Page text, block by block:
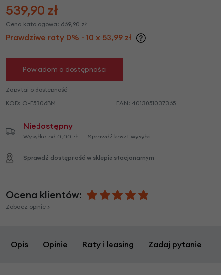
539,90 zł
Cena katalogowa: 669,90 zł
Prawdziwe raty 0% - 10 x 53,99 zł
Powiadom o dostępności
Zapytaj o dostępność
KOD: O-F5306BM EAN: 4013051037365
Niedostępny
Wysyłka od 0,00 zł Sprawdź koszt wysyłki
Sprawdź dostępność w sklepie stacjonarnym
Ocena klientów:
Zobacz opinie >
Opis Opinie Raty i leasing Zadaj pytanie